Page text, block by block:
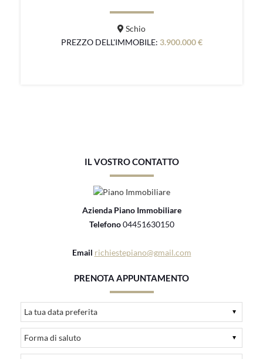
Schio
PREZZO DELL'IMMOBILE: 3.900.000 €
IL VOSTRO CONTATTO
Azienda Piano Immobiliare
Telefono 04451630150
Email richiestepiano@gmail.com
PRENOTA APPUNTAMENTO